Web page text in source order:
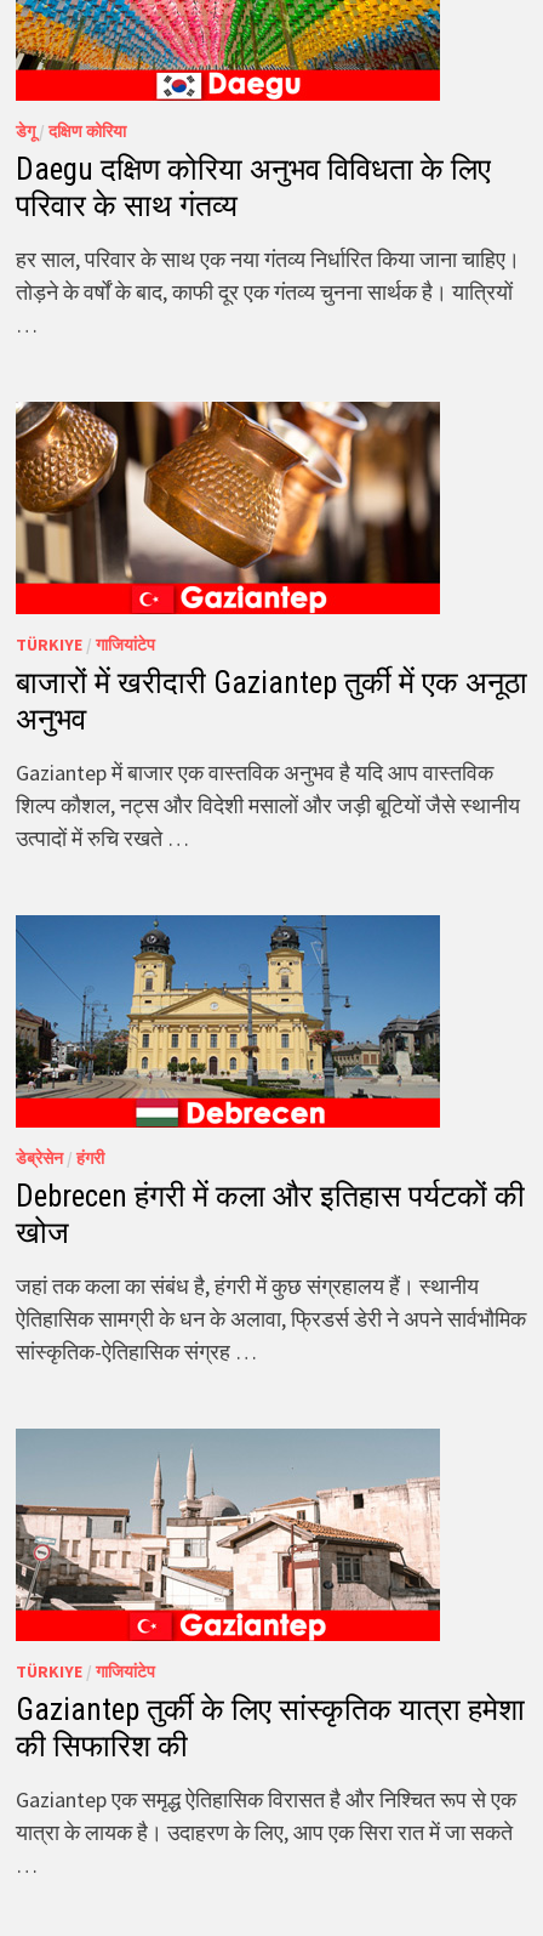
डेगू/दक्षिण कोरिया
Daegu दक्षिण कोरिया अनुभव विविधता के लिए
परिवार के साथ गंतव्य
हर साल, परिवार के साथ एक नया गंतव्य निर्धारित किया जाना चाहिए।
तोड़ने के वर्षों के बाद, काफी दूर एक गंतव्य चुनना सार्थक है। यात्रियों
…
TÜRKIYE/गाजियांटेप
बाजारों में खरीदारी Gaziantep तुर्की में एक अनूठा
अनुभव
Gaziantep में बाजार एक वास्तविक अनुभव है यदि आप वास्तविक
शिल्प कौशल, नट्स और विदेशी मसालों और जड़ी बूटियों जैसे स्थानीय
उत्पादों में रुचि रखते …
डेब्रेसेन/हंगरी
Debrecen हंगरी में कला और इतिहास पर्यटकों की
खोज
जहां तक कला का संबंध है, हंगरी में कुछ संग्रहालय हैं। स्थानीय
ऐतिहासिक सामग्री के धन के अलावा, फ्रिडर्स डेरी ने अपने सार्वभौमिक
सांस्कृतिक-ऐतिहासिक संग्रह …
TÜRKIYE/गाजियांटेप
Gaziantep तुर्की के लिए सांस्कृतिक यात्रा हमेशा
की सिफारिश की
Gaziantep एक समृद्ध ऐतिहासिक विरासत है और निश्चित रूप से एक
यात्रा के लायक है। उदाहरण के लिए, आप एक सिरा रात में जा सकते
…